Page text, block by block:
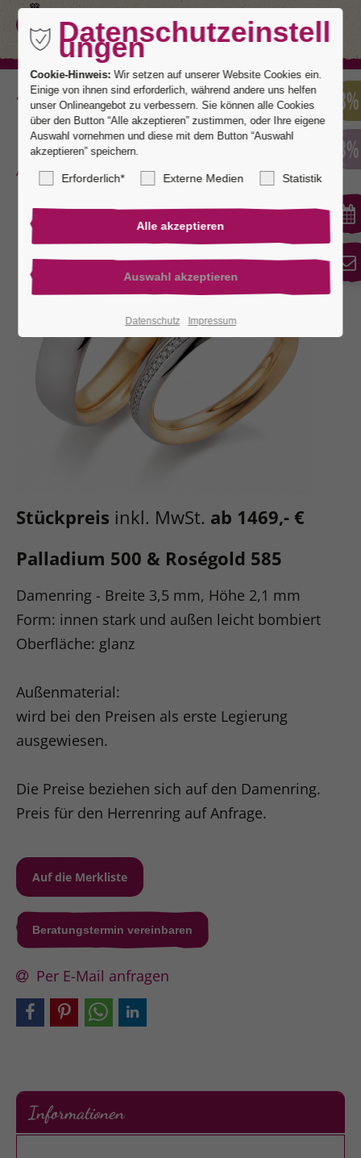
Zurück
Monaco 10
Stückpreis inkl. MwSt. ab 1469,- €
Palladium 500 & Roségold 585
Damenring - Breite 3,5 mm, Höhe 2,1 mm
Form: innen stark und außen leicht bombiert
Oberfläche: glanz
Außenmaterial:
wird bei den Preisen als erste Legierung
ausgewiesen.
Die Preise beziehen sich auf den Damenring.
Preis für den Herrenring auf Anfrage.
Beratungstermin vereinbaren
Per E-Mail anfragen
Informationen
Datenschutzeinstell
ungen
Cookie-Hinweis: Wir setzen auf unserer Website Cookies ein.
Einige von ihnen sind erforderlich, während andere uns helfen
unser Onlineangebot zu verbessern. Sie können alle Cookies
über den Button “Alle akzeptieren” zustimmen, oder Ihre eigene
Auswahl vornehmen und diese mit dem Button “Auswahl
akzeptieren” speichern.
Erforderlich* Externe Medien Statistik
Datenschutz Impressum